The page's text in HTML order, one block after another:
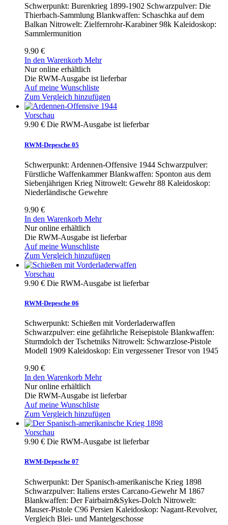
Schwerpunkt: Burenkrieg 1899-1902 Schwarzpulver: Die
Thierbach-Sammlung Blankwaffen: Schaschka auf dem
Balkan Nitrowelt: Zielfernrohr-Karabiner 98k Kaleidoskop:
Sammlermunition
9.90 €
In den Warenkorb Mehr
Nur online erhältlich
Die RWM-Ausgabe ist lieferbar
Auf meine Wunschliste
Zum Vergleich hinzufügen
Vorschau
9.90 € Die RWM-Ausgabe ist lieferbar
RWM-Depesche 05
Schwerpunkt: Ardennen-Offensive 1944 Schwarzpulver:
Fürstliche Waffenkammer Blankwaffen: Sponton aus dem
Siebenjährigen Krieg Nitrowelt: Gewehr 88 Kaleidoskop:
Niederländische Gewehre
9.90 €
In den Warenkorb Mehr
Nur online erhältlich
Die RWM-Ausgabe ist lieferbar
Auf meine Wunschliste
Zum Vergleich hinzufügen
Vorschau
9.90 € Die RWM-Ausgabe ist lieferbar
RWM-Depesche 06
Schwerpunkt: Schießen mit Vorderladerwaffen
Schwarzpulver: eine gefährliche Reisepistole Blankwaffen:
Sturmdolch der Tschetniks Nitrowelt: Schwarzlose-Pistole
Modell 1909 Kaleidoskop: Ein vergessener Tresor von 1945
9.90 €
In den Warenkorb Mehr
Nur online erhältlich
Die RWM-Ausgabe ist lieferbar
Auf meine Wunschliste
Zum Vergleich hinzufügen
Vorschau
9.90 € Die RWM-Ausgabe ist lieferbar
RWM-Depesche 07
Schwerpunkt: Der Spanisch-amerikanische Krieg 1898
Schwarzpulver: Italiens erstes Carcano-Gewehr M 1867
Blankwaffen: Der Fairbairn&Sykes-Dolch Nitrowelt:
Mauser-Pistole C96 Persien Kaleidoskop: Nagant-Revolver,
Vergleich Blei- und Mantelgeschosse